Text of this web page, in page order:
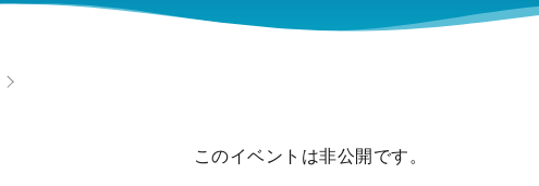
このイベントは非公開です。